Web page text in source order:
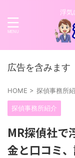
浮気
広告を含みます
HOME > 探偵事務所
探偵事務所紹介
MR探偵社で
金と口コミ